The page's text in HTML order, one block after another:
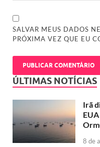
SALVAR MEUS DADOS
PRÓXIMA VEZ QUE EU
ÚLTIMAS NOTÍCIAS
Irã
8 de